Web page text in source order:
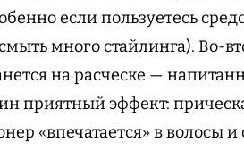
если пользуетесь
много стайлинга). Во-
на расческе —
приятный эффект:
«впечатается» в волосы